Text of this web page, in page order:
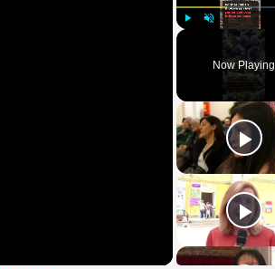
Unmute
Now Playing